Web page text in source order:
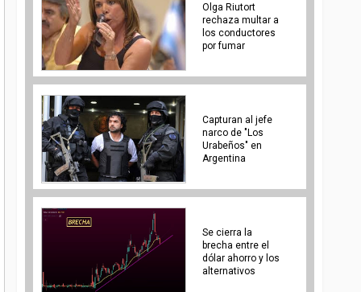
Olga Riutort
rechaza multar a
los conductores
por fumar
Capturan al jefe
narco de "Los
Urabeños" en
Argentina
Se cierra la
brecha entre el
dólar ahorro y los
alternativos